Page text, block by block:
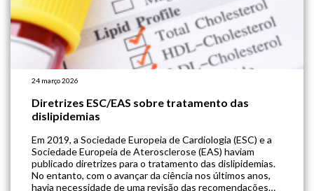
24 março 2026
Diretrizes ESC/EAS sobre tratamento das
dislipidemias
Em 2019, a Sociedade Europeia de Cardiologia (ESC) e a
Sociedade Europeia de Aterosclerose (EAS) haviam
publicado diretrizes para o tratamento das dislipidemias.
No entanto, com o avançar da ciência nos últimos anos,
havia necessidade de uma revisão das recomendações